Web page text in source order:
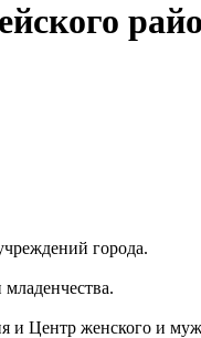
города.
и Центр женского и